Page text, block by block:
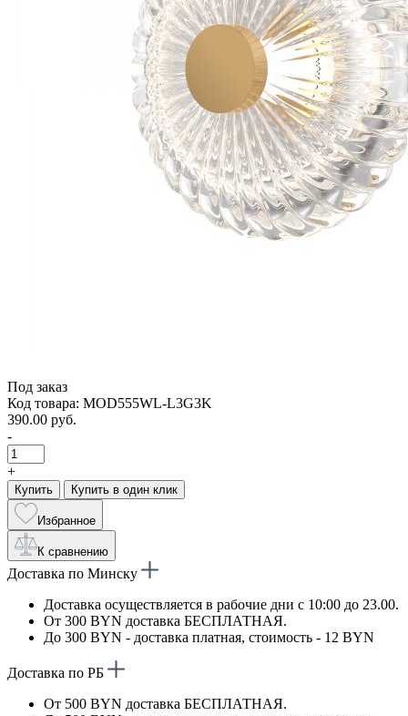
Под заказ
Код товара: MOD555WL-L3G3K
390.00 руб.
-
+
Купить Купить в один клик
Избранное
К сравнению
Доставка по Минску
Доставка осуществляется в рабочие дни с 10:00 до 23.00.
От 300 BYN доставка БЕСПЛАТНАЯ.
До 300 BYN - доставка платная, стоимость - 12 BYN
Доставка по РБ
От 500 BYN доставка БЕСПЛАТНАЯ.